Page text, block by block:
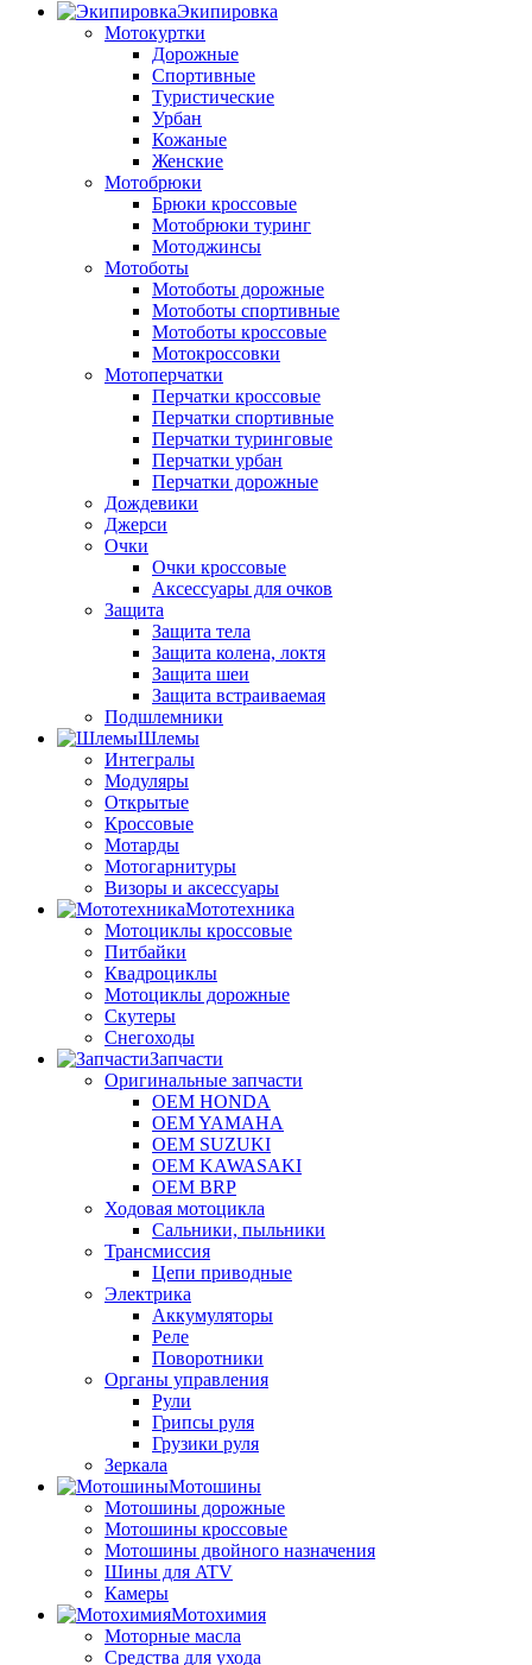
Экипировка
Мотокуртки
Дорожные
Спортивные
Туристические
Урбан
Кожаные
Женские
Мотобрюки
Брюки кроссовые
Мотобрюки туринг
Мотоджинсы
Мотоботы
Мотоботы дорожные
Мотоботы спортивные
Мотоботы кроссовые
Мотокроссовки
Мотоперчатки
Перчатки кроссовые
Перчатки спортивные
Перчатки туринговые
Перчатки урбан
Перчатки дорожные
Дождевики
Джерси
Очки
Очки кроссовые
Аксессуары для очков
Защита
Защита тела
Защита колена, локтя
Защита шеи
Защита встраиваемая
Подшлемники
Шлемы
Интегралы
Модуляры
Открытые
Кроссовые
Мотарды
Мотогарнитуры
Визоры и аксессуары
Мототехника
Мотоциклы кроссовые
Питбайки
Квадроциклы
Мотоциклы дорожные
Скутеры
Снегоходы
Запчасти
Оригинальные запчасти
OEM HONDA
OEM YAMAHA
OEM SUZUKI
OEM KAWASAKI
OEM BRP
Ходовая мотоцикла
Сальники, пыльники
Трансмиссия
Цепи приводные
Электрика
Аккумуляторы
Реле
Поворотники
Органы управления
Рули
Грипсы руля
Грузики руля
Зеркала
Мотошины
Мотошины дорожные
Мотошины кроссовые
Мотошины двойного назначения
Шины для ATV
Камеры
Мотохимия
Моторные масла
Средства для ухода